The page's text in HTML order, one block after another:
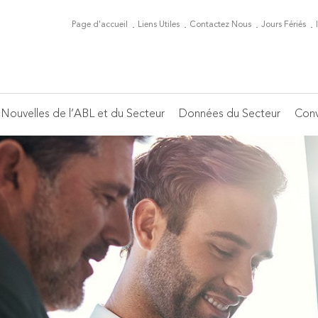
Page d'accueil Liens Utiles Contactez Nous Jours Fériés
Conseil d'Administration
Périodiques de l'ABL
Éditorial mensuel
Conferences
Heads of HR
Nouvelles de l’ABL et du Secteur
Nouvelles du Secteur Bancaire
Données du Secteur
Principaux Indicateurs